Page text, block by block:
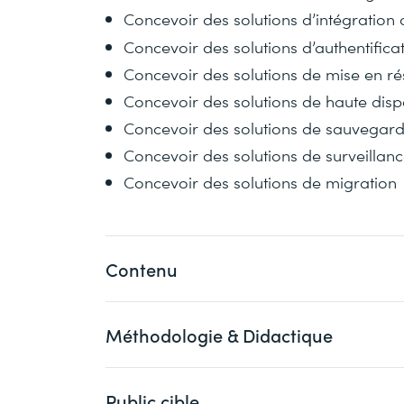
Concevoir des solutions d’intégration
Concevoir des solutions
Concevoir des solutions de mise en
Concevoir des solutions de haute
Concevoir des solutions de
Concevoir des solutions de
Concevoir des solutions de migration
Contenu
Designing Microsoft Azure Infrastructure
formations AZ-303 et AZ-304.
formation sur Microsoft Learn. Lors des
Méthodologie & Didactique